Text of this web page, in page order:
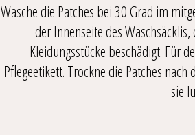
Wasche die Patches bei 30 Grad im
der Innenseite des
Kleidungsstücke beschädigt. Für
Pflegeetikett. Trockne die Patches
sie